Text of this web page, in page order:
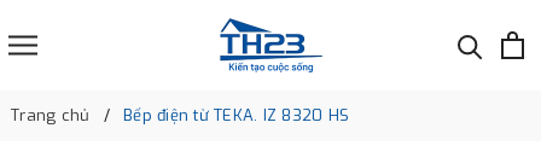
Trang chủ Bếp điện từ TEKA. IZ 8320 HS